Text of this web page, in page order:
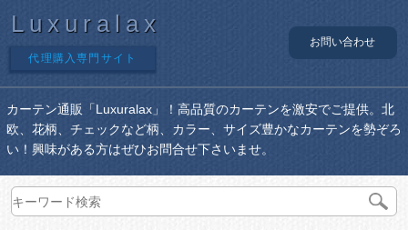
Luxuralax
代理購入専門サイト
お問い合わせ
カーテン通販「Luxuralax」！高品質のカーテンを激安でご提供。北
欧、花柄、チェックなど柄、カラー、サイズ豊かなカーテンを勢ぞろ
い！興味がある方はぜひお問合せ下さいませ。